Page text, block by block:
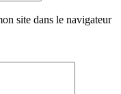
site dans le navigateur